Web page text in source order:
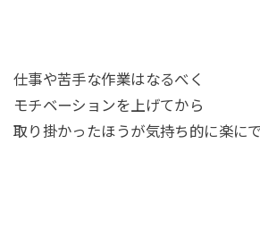
仕事や苦手な作業はなるべく
モチベーションを上げてから
取り掛かったほうが気持ち的に楽にで